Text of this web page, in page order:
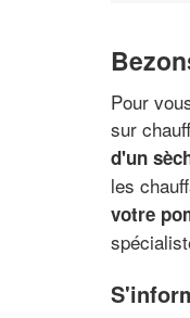
Pour
sur
d'un
les
votre